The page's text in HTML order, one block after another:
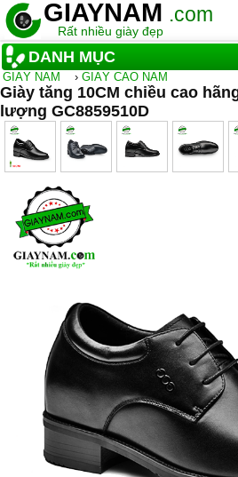
GIAYNAM .com
Rất nhiều giày đẹp
DANH MỤC
GIẦY NAM › GIÀY CAO NAM
Giày tăng 10CM chiều cao
lượng GC8859510D